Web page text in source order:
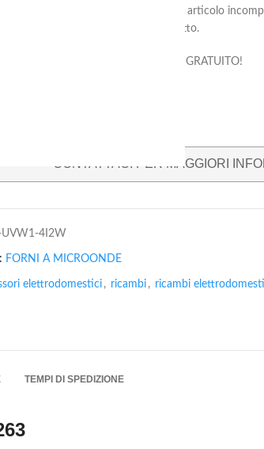
per azzerare il rischio di reso per articolo
e ti aiuteremo a non sbagliare prodotto.
di verifica della compatibilità è GRATUITO!
CONTATTACI PER MAGGIORI
UVW1-4I2W
FORNI A MICROONDE
elettrodomestici , ricambi , ricambi
TEMPI DI SPEDIZIONE